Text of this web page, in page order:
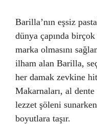
Barilla’nın eşsiz
dünya çapında
marka olmasını
ilham alan Barilla,
her damak zevkine
Makarnaları, al
lezzet şöleni
boyutlara taşır.